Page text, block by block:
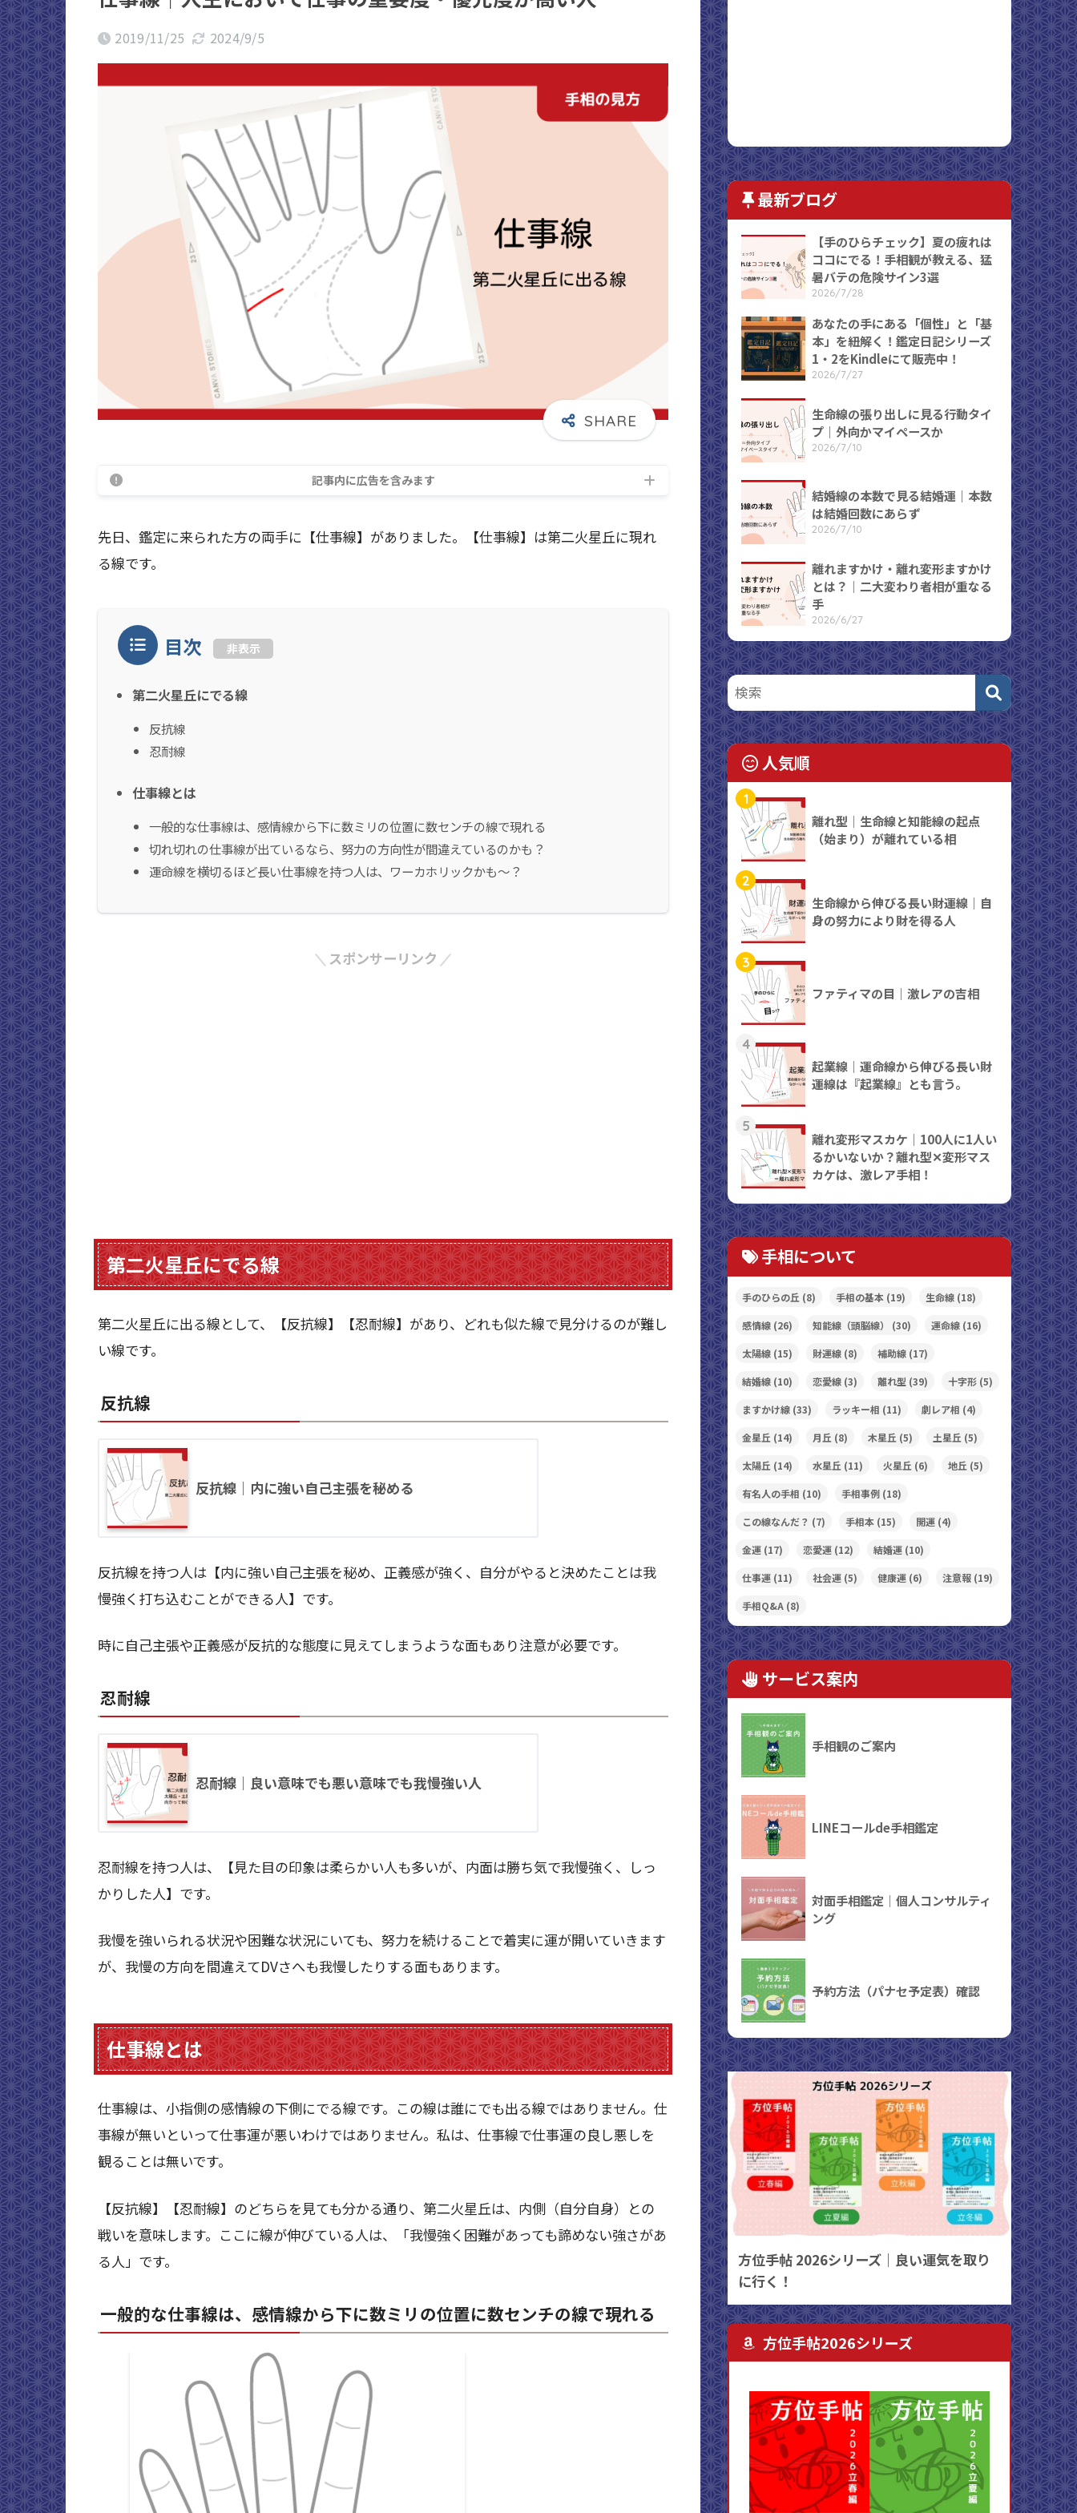
2019/11/25 2024/9/5
記事内に広告を含みます
先日、鑑定に来られた方の両手に【仕事線】がありました。【仕事線】は第二火星丘に現れ
る線です。
目次 非表示
第二火星丘にでる線
反抗線
忍耐線
仕事線とは
一般的な仕事線は、感情線から下に数ミリの位置に数センチの線で現れる
切れ切れの仕事線が出ているなら、努力の方向性が間違えているのかも？
運命線を横切るほど長い仕事線を持つ人は、ワーカホリックかも～？
スポンサーリンク
第二火星丘にでる線
第二火星丘に出る線として、【反抗線】【忍耐線】があり、どれも似た線で見分けるのが難し
い線です。
反抗線
反抗線｜内に強い自己主張を秘める
反抗線を持つ人は【内に強い自己主張を秘め、正義感が強く、自分がやると決めたことは我
慢強く打ち込むことができる人】です。
時に自己主張や正義感が反抗的な態度に見えてしまうような面もあり注意が必要です。
忍耐線
忍耐線｜良い意味でも悪い意味でも我慢強い人
忍耐線を持つ人は、【見た目の印象は柔らかい人も多いが、内面は勝ち気で我慢強く、しっ
かりした人】です。
我慢を強いられる状況や困難な状況にいても、努力を続けることで着実に運が開いていきます
が、我慢の方向を間違えてDVさへも我慢したりする面もあります。
仕事線とは
仕事線は、小指側の感情線の下側にでる線です。この線は誰にでも出る線ではありません。仕
事線が無いといって仕事運が悪いわけではありません。私は、仕事線で仕事運の良し悪しを
観ることは無いです。
【反抗線】【忍耐線】のどちらを見ても分かる通り、第二火星丘は、内側（自分自身）との
戦いを意味します。ここに線が伸びている人は、「我慢強く困難があっても諦めない強さがあ
る人」です。
一般的な仕事線は、感情線から下に数ミリの位置に数センチの線で現れる
最新ブログ
【手のひらチェック】夏の疲れは
ココにでる！手相観が教える、猛
暑バテの危険サイン3選
2026/7/28
あなたの手にある「個性」と「基
本」を紐解く！鑑定日記シリーズ
1・2をKindleにて販売中！
2026/7/27
生命線の張り出しに見る行動タイ
プ｜外向かマイペースか
2026/7/10
結婚線の本数で見る結婚運｜本数
は結婚回数にあらず
2026/7/10
離れますかけ・離れ変形ますかけ
とは？｜二大変わり者相が重なる
手
2026/6/27
人気順
1
離れ型｜生命線と知能線の起点
（始まり）が離れている相
2
生命線から伸びる長い財運線｜自
身の努力により財を得る人
3
ファティマの目｜激レアの吉相
4
起業線｜運命線から伸びる長い財
運線は『起業線』とも言う。
5
離れ変形マスカケ｜100人に1人い
るかいないか？離れ型✕変形マス
カケは、激レア手相！
手相について
手のひらの丘 (8) 手相の基本 (19) 生命線 (18)
感情線 (26) 知能線（頭脳線） (30) 運命線 (16)
太陽線 (15) 財運線 (8) 補助線 (17)
結婚線 (10) 恋愛線 (3) 離れ型 (39) 十字形 (5)
ますかけ線 (33) ラッキー相 (11) 劇レア相 (4)
金星丘 (14) 月丘 (8) 木星丘 (5) 土星丘 (5)
太陽丘 (14) 水星丘 (11) 火星丘 (6) 地丘 (5)
有名人の手相 (10) 手相事例 (18)
この線なんだ？ (7) 手相本 (15) 開運 (4)
金運 (17) 恋愛運 (12) 結婚運 (10)
仕事運 (11) 社会運 (5) 健康運 (6) 注意報 (19)
手相Q&A (8)
サービス案内
手相観のご案内
LINEコールde手相鑑定
対面手相鑑定｜個人コンサルティ
ング
予約方法（パナセ予定表）確認
方位手帖 2026シリーズ｜良い運気を取り
に行く！
方位手帖2026シリーズ